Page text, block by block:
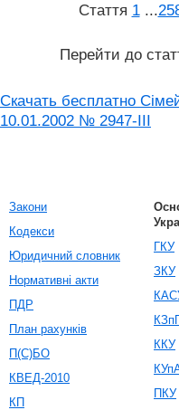
Стаття 1 ...
Перейти до
Скачать бесплатно
10.01.2002 № 2947-III
Закони
Кодекси
Юридичний словник
Нормативні акти
ПДР
План рахунків
П(С)БО
КВЕД-2010
КП
ГКУ
ЗКУ
ККУ
ПКУ